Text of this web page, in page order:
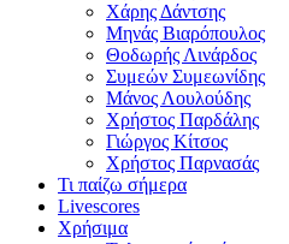
Χάρης Δάντσης
Μηνάς Βιαρόπουλος
Θοδωρής Λινάρδος
Συμεών Συμεωνίδης
Μάνος Λουλούδης
Χρήστος Παρδάλης
Γιώργος Κίτσος
Χρήστος Παρνασάς
Τι παίζω σήμερα
Livescores
Χρήσιμα